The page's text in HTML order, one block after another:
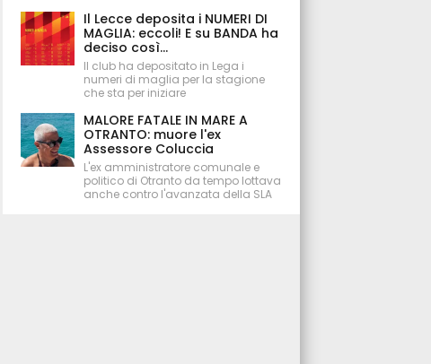
Il Lecce deposita i NUMERI DI
MAGLIA: eccoli! E su BANDA ha
deciso così...
Il club ha depositato in Lega i
numeri di maglia per la stagione
che sta per iniziare
MALORE FATALE IN MARE A
OTRANTO: muore l'ex
Assessore Coluccia
L'ex amministratore comunale e
politico di Otranto da tempo lottava
anche contro l'avanzata della SLA